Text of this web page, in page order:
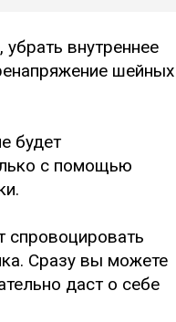
внутреннее
шейных
будет
с помощью
спровоцировать
Сразу вы можете
даст о себе